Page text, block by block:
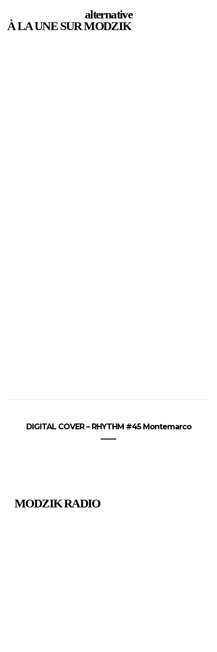
alternative
À LA UNE SUR MODZIK
DIGITAL COVER – RHYTHM #45 Montemarco
MODZIK RADIO